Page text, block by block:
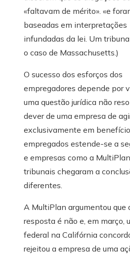
«faltavam de mérito». «e
baseadas em interpretações
infundadas da lei. Um
o caso de Massachusetts.)
O sucesso dos esforços dos
empregadores depende por
uma questão jurídica não
dever de uma empresa de
exclusivamente em
empregados estende-se a
e empresas como a
tribunais chegaram a
diferentes.
A MultiPlan argumentou que
resposta é não e, em março,
federal na Califórnia
rejeitou a empresa de uma